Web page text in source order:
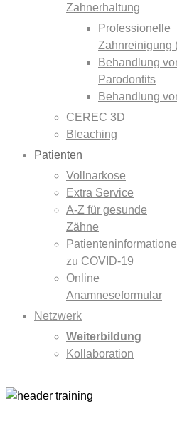
Zahnerhaltung
Professionelle
Zahnreinigung
Behandlung
Parodontits
Behandlung
CEREC 3D
Bleaching
Patienten
Vollnarkose
Extra Service
A-Z für gesunde
Zähne
zu COVID-19
Online
Anamneseformular
Netzwerk
Weiterbildung
Kollaboration